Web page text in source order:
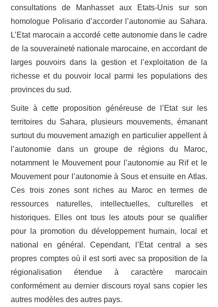
consultations de Manhasset aux Etats-Unis sur son
homologue Polisario d’accorder l’autonomie au Sahara.
L’Etat marocain a accordé cette autonomie dans le cadre
de la souveraineté nationale marocaine, en accordant de
larges pouvoirs dans la gestion et l’exploitation de la
richesse et du pouvoir local parmi les populations des
provinces du sud.
Suite à cette proposition généreuse de l’Etat sur les
territoires du Sahara, plusieurs mouvements, émanant
surtout du mouvement amazigh en particulier appellent à
l’autonomie dans un groupe de régions du Maroc,
notamment le Mouvement pour l’autonomie au Rif et le
Mouvement pour l’autonomie à Sous et ensuite en Atlas.
Ces trois zones sont riches au Maroc en termes de
ressources naturelles, intellectuelles, culturelles et
historiques. Elles ont tous les atouts pour se qualifier
pour la promotion du développement humain, local et
national en général. Cependant, l’Etat central a ses
propres comptes où il est sorti avec sa proposition de la
régionalisation étendue à caractère marocain
conformément au dernier discours royal sans copier les
autres modèles des autres pays.